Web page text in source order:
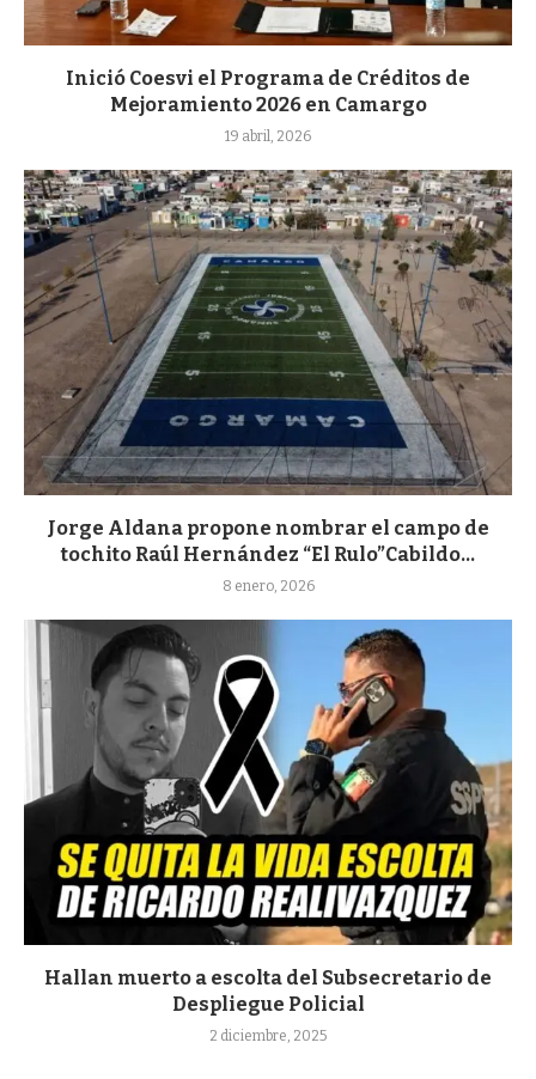
Inició Coesvi el Programa de Créditos de
Mejoramiento 2026 en Camargo
19 abril, 2026
Jorge Aldana propone nombrar el campo de
tochito Raúl Hernández “El Rulo”Cabildo...
8 enero, 2026
Hallan muerto a escolta del Subsecretario de
Despliegue Policial
2 diciembre, 2025